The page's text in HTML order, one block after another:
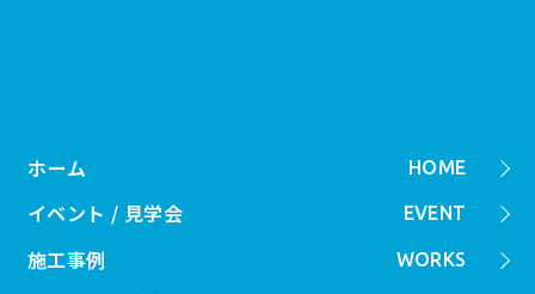
HOME
ホーム
EVENT
イベント / 見学会
WORKS
施工事例